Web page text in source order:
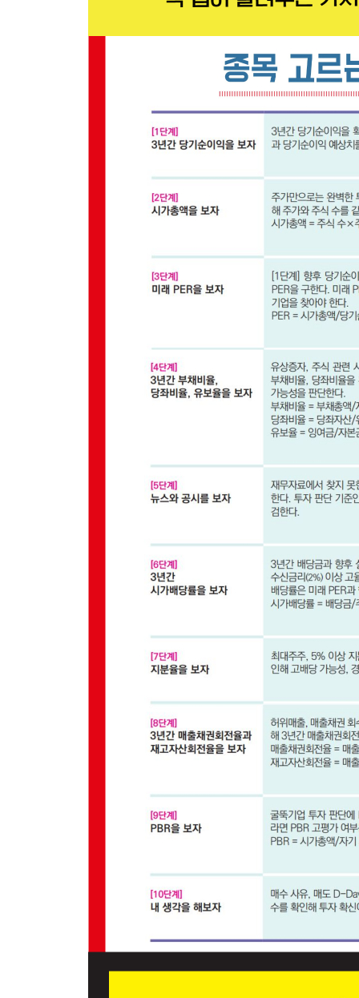
08 투매가 투매를 부른다
| 쉬어가는 페이지 | 주식 매매를 위해 알아두면 좋
주의해야 될 이슈를 공부하자
01 주가의 Key, 증자와 감자
02 주가 급등 호재, 경영권 분쟁
03 실적 점검 필수, 52주 신고가(신저가)
04 주가 버블 우려, 신규 상장 주식 투자
06 합병 실패 리스크, SPAC 투자
07 환율, 금리, 원자재 가격 변화
08 Only One Risk, 특정 대기업에만 독점 납품하는
09 꿈을 먹는 주식, 제약(바이오)기업 투자
11 투자 신뢰 훼손, 차이나디스카운트
| 쉬어가는 페이지 | 금융상품 가입 시 이런 점은 알
[1법칙] 한 달에 책 한 권은 읽자
[2법칙] 하루에 Best 신문기사 3개씩 뽑자
[3법칙] 치부책을 만들자
[5법칙] 투자라는 안경으로 바라보자
[6법칙] 흔들리지 않는 심리 연습이 선행이다
[7법칙] 본업에 충실한 투자를 하자
| 쉬어가는 페이지 | 샌드 타이거 샤크, 내 돈 버는